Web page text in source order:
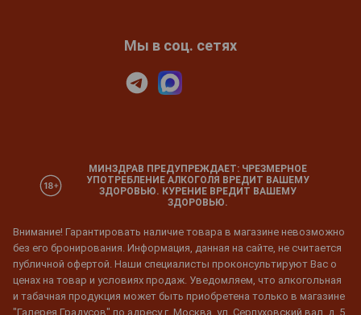
Мы в соц. сетях
МИНЗДРАВ ПРЕДУПРЕЖДАЕТ: ЧРЕЗМЕРНОЕ
УПОТРЕБЛЕНИЕ АЛКОГОЛЯ ВРЕДИТ ВАШЕМУ
ЗДОРОВЬЮ. КУРЕНИЕ ВРЕДИТ ВАШЕМУ
ЗДОРОВЬЮ.
Внимание! Гарантировать наличие товара в магазине невозможно
без его бронирования. Информация, данная на сайте, не считается
публичной офертой. Наши специалисты проконсультируют Вас о
ценах на товар и условиях продаж. Уведомляем, что алкогольная
и табачная продукция может быть приобретена только в магазине
"Галерея Градусов" по адресу г. Москва, ул. Серпуховский вал, д. 5